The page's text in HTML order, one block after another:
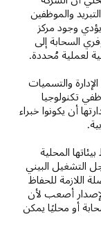
والموظفين
وجود مركز
السحابة إلى
لعملية مُحددة.
والتسميات
تكنولوجيا
أن يكونوا خبراء
المحلية
التشغيل البيني
اللازمة للحفاظ
أصعب لأن
أو محليًا يمكن